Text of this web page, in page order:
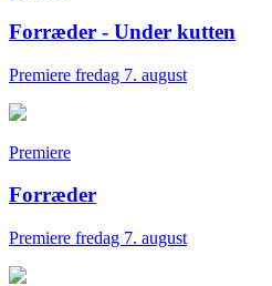
Forræder - Under kutten
Premiere fredag 7. august
Premiere
Forræder
Premiere fredag 7. august